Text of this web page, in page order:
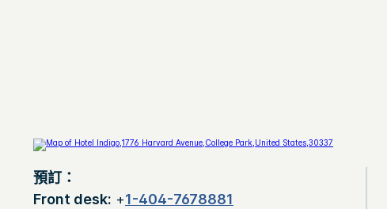
預訂：
Front desk: +1-404-7678881